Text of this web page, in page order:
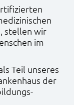
stellen wir
im
Teil unseres
der